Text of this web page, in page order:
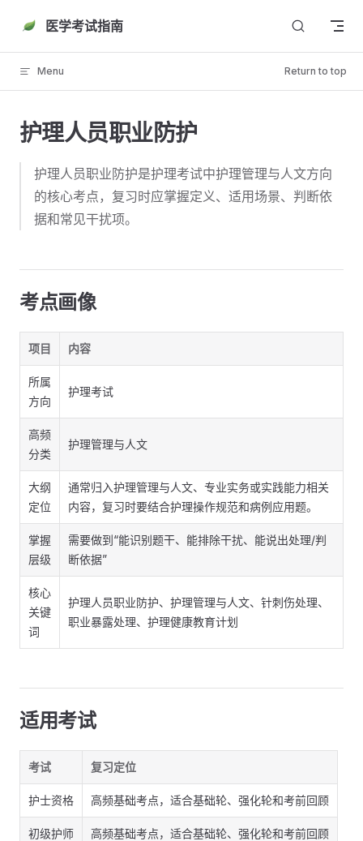
Skip to content
医学考试指南
Menu Return to top
护理人员职业防护
护理人员职业防护是护理考试中护理管理与人文方向
的核心考点，复习时应掌握定义、适用场景、判断依
据和常见干扰项。
考点画像
项目 内容
所属
方向
护理考试
高频
分类
护理管理与人文
大纲
定位
通常归入护理管理与人文、专业实务或实践能力相关
内容，复习时要结合护理操作规范和病例应用题。
掌握
层级
需要做到“能识别题干、能排除干扰、能说出处理/判
断依据”
核心
关键
词
护理人员职业防护、护理管理与人文、针刺伤处理、
职业暴露处理、护理健康教育计划
适用考试
考试 复习定位
护士资格 高频基础考点，适合基础轮、强化轮和考前回顾
初级护师 高频基础考点，适合基础轮、强化轮和考前回顾